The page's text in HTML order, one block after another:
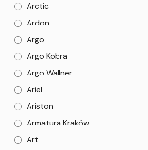
Arctic
Ardon
Argo
Argo Kobra
Argo Wallner
Ariel
Ariston
Armatura Kraków
Art